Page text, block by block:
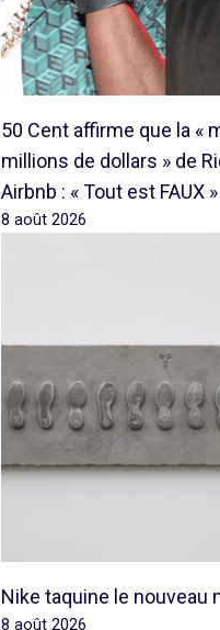
50 Cent affirme que la «
millions de dollars » de
Airbnb : « Tout est FAUX »
8 août 2026
Nike taquine le nouveau
8 août 2026